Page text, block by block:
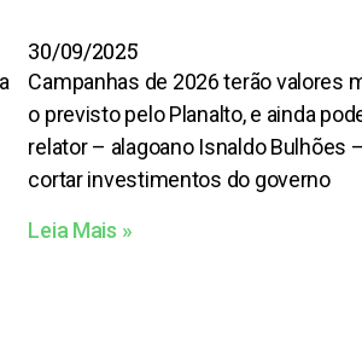
30/09/2025
Campanhas de 2026 terão valores
o previsto pelo Planalto, e ainda
relator – alagoano Isnaldo Bulhões
cortar investimentos do governo
Leia Mais »